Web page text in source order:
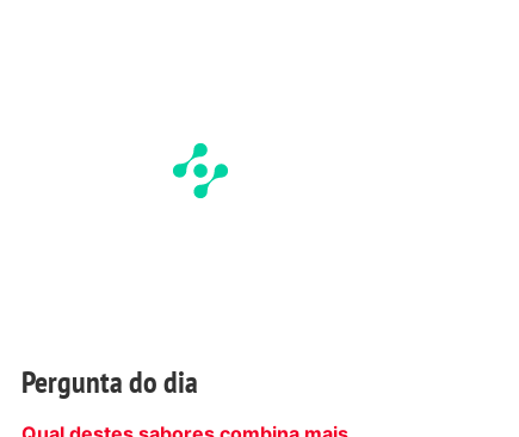
Pergunta do dia